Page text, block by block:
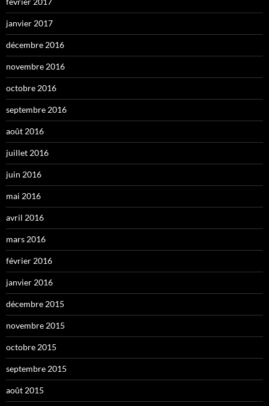
janvier 2017
décembre 2016
novembre 2016
octobre 2016
septembre 2016
août 2016
juillet 2016
juin 2016
mai 2016
avril 2016
mars 2016
février 2016
janvier 2016
décembre 2015
novembre 2015
octobre 2015
septembre 2015
août 2015